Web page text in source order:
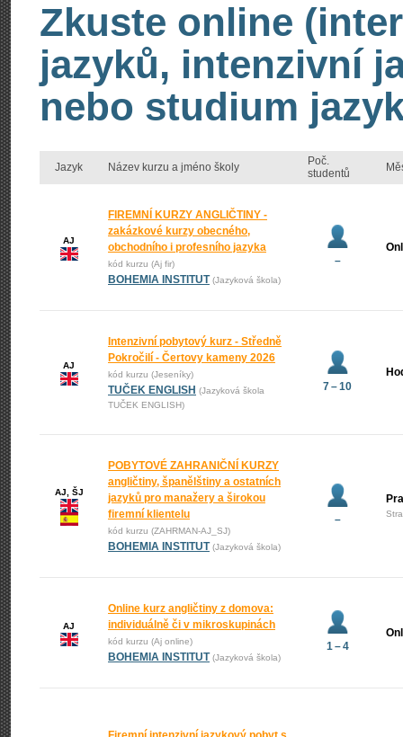
Zkuste online
jazyků, intenzivní
nebo studium
Jazyk Název kurzu a jméno školy
Poč.
studentů
AJ
FIREMNÍ KURZY ANGLIČTINY -
zakázkové kurzy obecného,
obchodního i profesního jazyka
kód kurzu (Aj fir)
BOHEMIA INSTITUT (Jazyková škola)
–
AJ
Intenzivní pobytový kurz - Středně
Pokročilí - Čertovy kameny 2026
kód kurzu (Jeseníky)
TUČEK ENGLISH (Jazyková škola
TUČEK ENGLISH)
7 – 10
AJ, ŠJ
POBYTOVÉ ZAHRANIČNÍ KURZY
angličtiny, španělštiny a ostatních
jazyků pro manažery a širokou
firemní klientelu
kód kurzu (ZAHRMAN-AJ_SJ)
BOHEMIA INSTITUT (Jazyková škola)
–
AJ
Online kurz angličtiny z domova:
individuálně či v mikroskupinách
kód kurzu (Aj online)
BOHEMIA INSTITUT (Jazyková škola)
1 – 4